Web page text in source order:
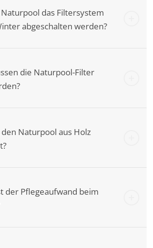
das Filtersystem
abgeschalten werden?
die Naturpool-Filter
Naturpool aus Holz
der Pflegeaufwand beim